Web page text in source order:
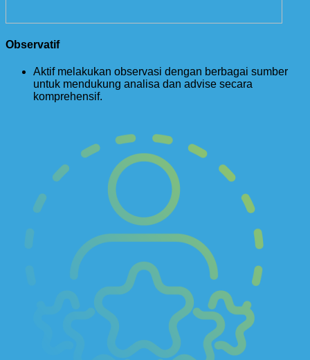
Observatif
Aktif melakukan observasi dengan berbagai sumber
untuk mendukung analisa dan advise secara
komprehensif.